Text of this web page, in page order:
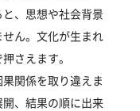
、思想や社会背景
ん。文化が生まれ
さえます。
関係を取り違えま
、結果の順に出来